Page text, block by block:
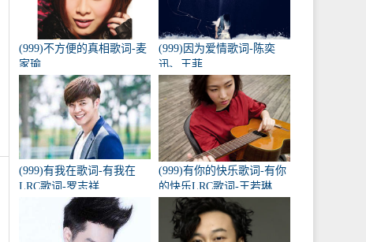
(999)不方便的真相歌词-麦
家瑜
(999)因为爱情歌词-陈奕
迅、王菲
(999)有我在歌词-有我在
LRC歌词-罗志祥
(999)有你的快乐歌词-有你
的快乐LRC歌词-王若琳